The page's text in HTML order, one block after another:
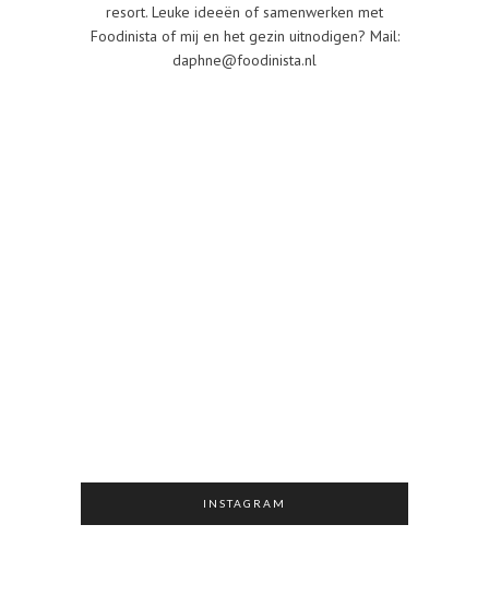
resort. Leuke ideeën of samenwerken met
Foodinista of mij en het gezin uitnodigen? Mail:
daphne@foodinista.nl
INSTAGRAM